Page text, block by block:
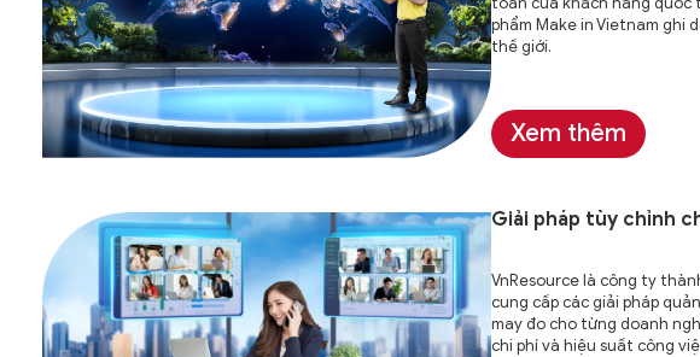
phẩm Make in Vietnam ghi
thế giới.
Xem thêm
Giải pháp tùy chỉnh
VnResource là công ty
cung cấp các giải pháp
may đo cho từng doanh
chi phí và hiệu suất công